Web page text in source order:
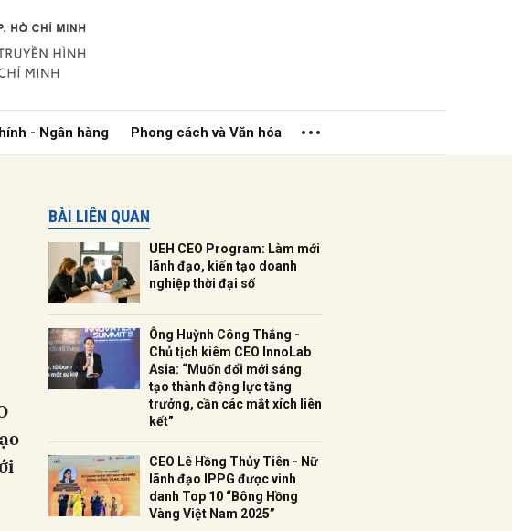
- Ngân hàng Phong cách và Văn hóa
BÀI LIÊN QUAN
UEH CEO Program: Làm mới
lãnh đạo, kiến tạo doanh
nghiệp thời đại số
Ông Huỳnh Công Thắng -
Chủ tịch kiêm CEO InnoLab
Asia: “Muốn đổi mới sáng
tạo thành động lực tăng
trưởng, cần các mắt xích liên
kết”
CEO Lê Hồng Thủy Tiên - Nữ
lãnh đạo IPPG được vinh
danh Top 10 “Bông Hồng
Vàng Việt Nam 2025”
Gửi